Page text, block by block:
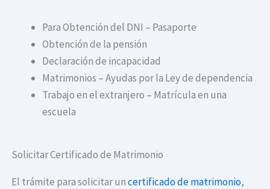
Para Obtención del DNI – Pasaporte
Obtención de la pensión
Declaración de incapacidad
Matrimonios – Ayudas por la Ley de dependencia
Trabajo en el extranjero – Matrícula en una
escuela
Solicitar Certificado de Matrimonio
El trámite para solicitar uncertificado de matrimonio,